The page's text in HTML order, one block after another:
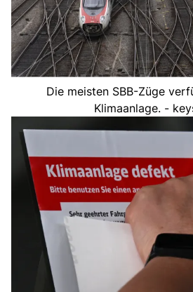
Die meisten SBB-Züge
Klimaanlage. -